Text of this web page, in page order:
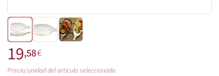
19,58€
Precio/unidad del artículo seleccionado